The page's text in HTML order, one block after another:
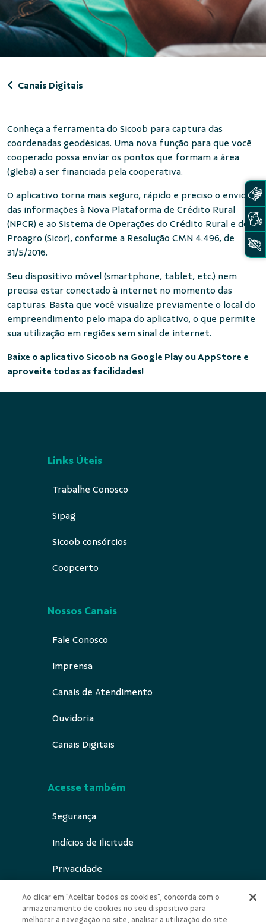
Canais Digitais
Conheça a ferramenta do Sicoob para captura das
coordenadas geodésicas. Uma nova função para que você
cooperado possa enviar os pontos que formam a área
(gleba) a ser financiada pela cooperativa.
O aplicativo torna mais seguro, rápido e preciso o envio
das informações à Nova Plataforma de Crédito Rural
(NPCR) e ao Sistema de Operações do Crédito Rural e do
Proagro (Sicor), conforme a Resolução CMN 4.496, de
31/5/2016.
Seu dispositivo móvel (smartphone, tablet, etc.) nem
precisa estar conectado à internet no momento das
capturas. Basta que você visualize previamente o local do
empreendimento pelo mapa do aplicativo, o que permite
sua utilização em regiões sem sinal de internet.
Baixe o aplicativo Sicoob na Google Play ou AppStore e
aproveite todas as facilidades!
Links Úteis
Trabalhe Conosco
Sipag
Sicoob consórcios
Coopcerto
Nossos Canais
Fale Conosco
Imprensa
Canais de Atendimento
Ouvidoria
Canais Digitais
Acesse também
Segurança
Indícios de Ilicitude
Privacidade
Ao clicar em "Aceitar todos os cookies", concorda com o
armazenamento de cookies no seu dispositivo para
melhorar a navegação no site, analisar a utilização do site